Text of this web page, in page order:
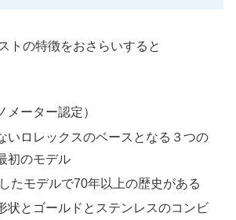
トの特徴をおさらいすると
メーター認定）
いロレックスのベースとなる３つの
初のモデル
たモデルで70年以上の歴史がある
状とゴールドとステンレスのコンビ